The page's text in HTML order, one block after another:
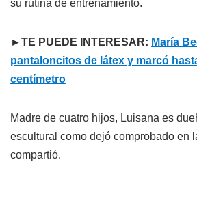
su rutina de entrenamiento.
►TE PUEDE INTERESAR: María
pantaloncitos de látex y marcó
centímetro
Madre de cuatro hijos, Luisana es
escultural como dejó comprobado en
compartió.